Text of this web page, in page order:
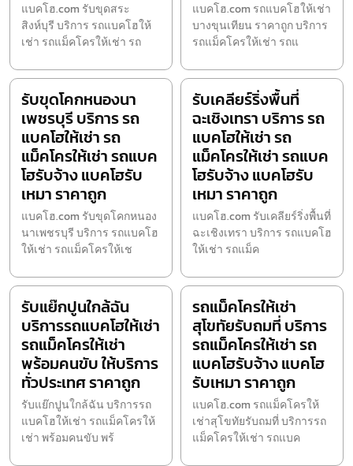
แบคโฮ.com รับขุดสระ
สิงห์บุรี บริการ รถแบคโฮให้
เช่า รถแม็คโครให้เช่า รถ
แบคโฮ.com รถแบคโฮให้เช่า
บางขุนเทียน ราคาถูก บริการ
รถแม็คโครให้เช่า รถแ
รับขุดโคกหนองนา
เพชรบุรี บริการ รถ
แบคโฮให้เช่า รถ
แม็คโครให้เช่า รถแบค
โฮรับจ้าง แบคโฮรับ
เหมา ราคาถูก
แบคโฮ.com รับขุดโคกหนอง
นาเพชรบุรี บริการ รถแบคโฮ
ให้เช่า รถแม็คโครให้เช
รับเคลียร์ริ่งพื้นที่
ฉะเชิงเทรา บริการ รถ
แบคโฮให้เช่า รถ
แม็คโครให้เช่า รถแบค
โฮรับจ้าง แบคโฮรับ
เหมา ราคาถูก
แบคโฮ.com รับเคลียร์ริ่งพื้นที่
ฉะเชิงเทรา บริการ รถแบคโฮ
ให้เช่า รถแม็ค
รับแย๊กปูนใกล้ฉัน
บริการรถแบคโฮให้เช่า
รถแม็คโครให้เช่า
พร้อมคนขับ ให้บริการ
ทั่วประเทศ ราคาถูก
รับแย๊กปูนใกล้ฉัน บริการรถ
แบคโฮให้เช่า รถแม็คโครให้
เช่า พร้อมคนขับ พร้
รถแม็คโครให้เช่า
สุโขทัยรับถมที่ บริการ
รถแม็คโครให้เช่า รถ
แบคโฮรับจ้าง แบคโฮ
รับเหมา ราคาถูก
แบคโฮ.com รถแม็คโครให้
เช่าสุโขทัยรับถมที่ บริการรถ
แม็คโครให้เช่า รถแบค